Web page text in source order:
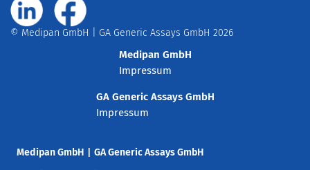
Medipan GmbH
GA Generic Assays GmbH
Medipan GmbH
Impressum
GA Generic Assays GmbH
Impressum
© Medipan GmbH | GA Generic Assays GmbH 2026